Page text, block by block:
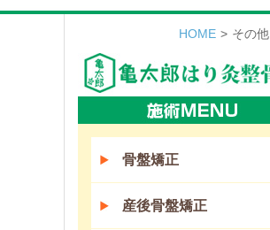
HOME > その他
骨盤矯正
産後骨盤矯正